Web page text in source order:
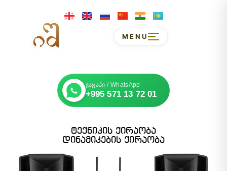
MENU
ვაცაპი / WhatsApp
+995 571 13 72 01
ტექნიკის ქირაობა
დინამიკების ქირაობა